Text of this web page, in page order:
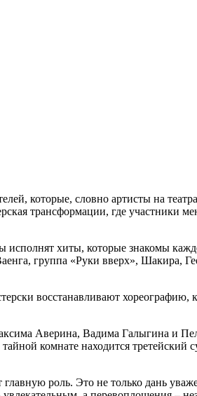
которые, словно артисты на
трансформации, где участники
хиты, которые знакомы
группа «Руки вверх», Шакира,
восстанавливают
Аверина, Вадима Галыгина и
комнате находится третейский
главную роль. Это не только дань